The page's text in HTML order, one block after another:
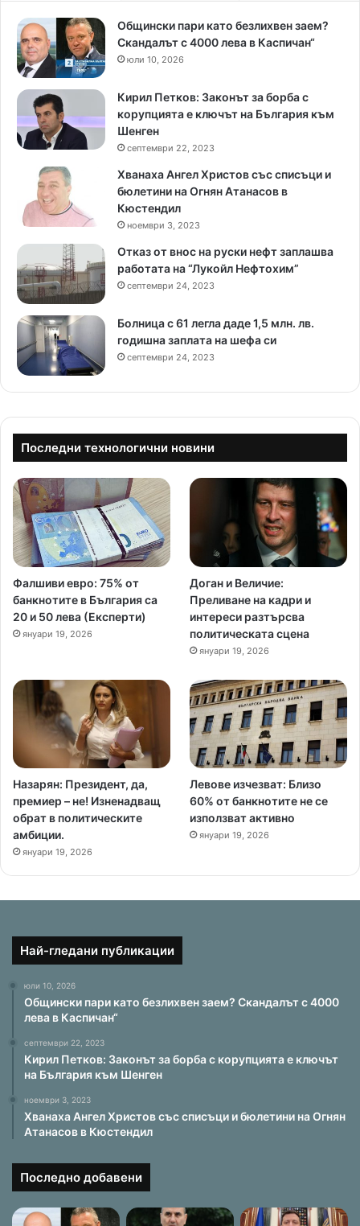
Общински пари като безлихвен заем?
Скандалът с 4000 лева в Каспичан“
юли 10, 2026
Кирил Петков: Законът за борба с
корупцията е ключът на България към
Шенген
септември 22, 2023
Хванаха Ангел Христов със списъци и
бюлетини на Огнян Атанасов в
Кюстендил
ноември 3, 2023
Отказ от внос на руски нефт заплашва
работата на “Лукойл Нефтохим”
септември 24, 2023
Болница с 61 легла даде 1,5 млн. лв.
годишна заплата на шефа си
септември 24, 2023
Последни технологични новини
Фалшиви евро: 75% от
банкнотите в България са
20 и 50 лева (Експерти)
януари 19, 2026
Доган и Величие:
Преливане на кадри и
интереси разтърсва
политическата сцена
януари 19, 2026
Назарян: Президент, да,
премиер – не! Изненадващ
обрат в политическите
амбиции.
януари 19, 2026
Левове изчезват: Близо
60% от банкнотите не се
използват активно
януари 19, 2026
Най-гледани публикации
юли 10, 2026
Общински пари като безлихвен заем? Скандалът с 4000
лева в Каспичан“
септември 22, 2023
Кирил Петков: Законът за борба с корупцията е ключът
на България към Шенген
ноември 3, 2023
Хванаха Ангел Христов със списъци и бюлетини на Огнян
Атанасов в Кюстендил
Последно добавени